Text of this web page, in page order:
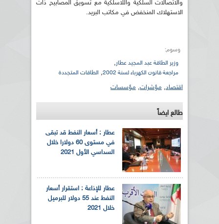
والاتصالات السلكية واللاسلكية مع تسويق المصابيح ذات
الاستهلاك المنخفض في مكاتب البريد.
وسوم:
وزير الطاقة عبد المجيد عطار,
مراجعة قانون الكهرباء لسنة 2002 , الطاقات المتجددة
اقتصاد, مؤشرات, مؤسسات
طالع ايضاً
عطار : أسعار النفط قد تبقى
في مستوى 60 دولارا خلال
السداسي الأول 2021
عطار للإذاعة : استقرار أسعار
النفط عند 55 دولار للبرميل
خلال 2021